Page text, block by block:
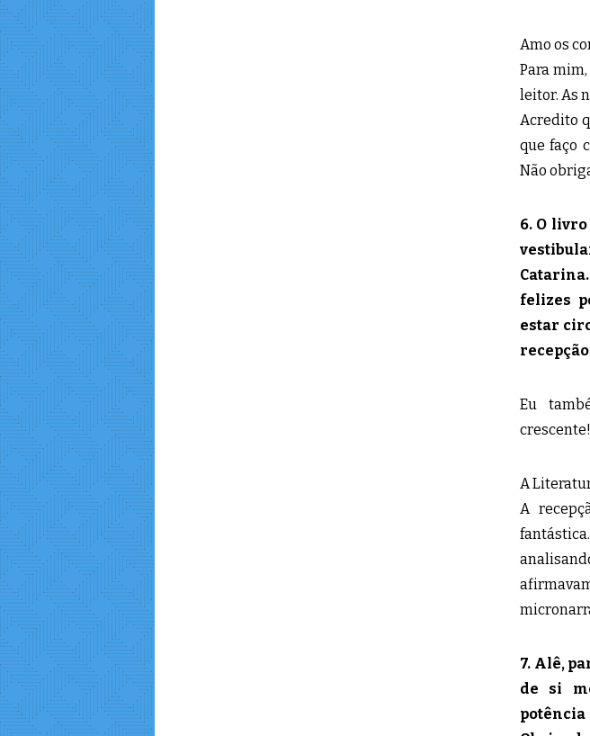
Amo os
Para
leitor. As
Acredito
que faço
Não
6. O
felizes
estar
Eu
crescente!
A
A
7. Alê,
de si